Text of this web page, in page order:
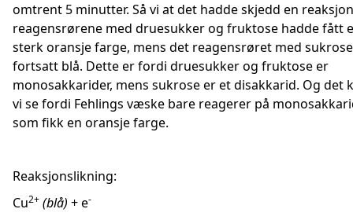
omtrent 5 minutter. Så vi at det hadde skjedd en
reagensrørene med druesukker og fruktose hadde fått
sterk oransje farge, mens det reagensrøret med
fortsatt blå. Dette er fordi druesukker og fruktose er
monosakkarider, mens sukrose er et disakkarid. Og det
vi se fordi Fehlings væske bare reagerer på
som fikk en oransje farge.
Reaksjonslikning:
Cu2+ (blå) + e-